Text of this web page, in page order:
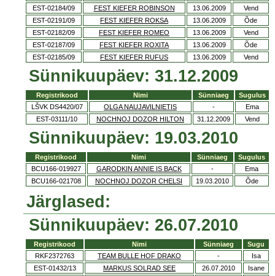
EST-02184/09 FEST KIEFER ROBINSON 13.06.2009
Vend
EST-02191/09
FEST KIEFER ROKSA 13.06.2009
Õde
EST-02182/09
FEST KIEFER ROMEO 13.06.2009
Vend
EST-02187/09
FEST KIEFER ROXITA 13.06.2009
Õde
EST-02185/09
FEST KIEFER RUFUS 13.06.2009 Vend
Sünnikuupäev: 31.12.2009
Registrikood Nimi Sünniaeg
Sugulus
LŠVK DS4420/07
OLGA NAUJAVILNIETIS -
Ema
EST-03111/10
NOCHNOJ DOZOR HILTON 31.12.2009 Vend
Sünnikuupäev: 19.03.2010
Registrikood Nimi Sünniaeg
Sugulus
BCU166-019927
GARODKIN ANNIE IS BACK -
Ema
BCU166-021708
NOCHNOJ DOZOR CHELSI 19.03.2010 Õde
Järglased:
Sünnikuupäev: 26.07.2010
Registrikood Nimi Sünniaeg
Sugu
RKF2372763
TEAM BULLE HOF DRAKO -
Isa
EST-01432/13
MARKUS SOLRAD SEE 26.07.2010
Isane